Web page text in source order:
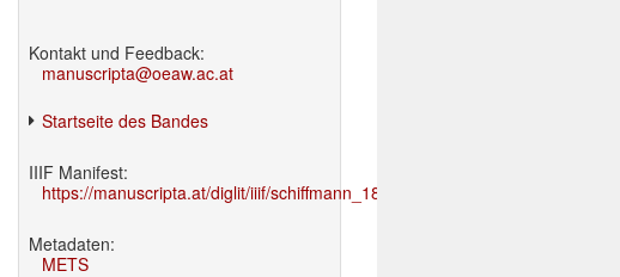
Kontakt und Feedback:
manuscripta@oeaw.ac.at
Startseite des Bandes
IIIF Manifest:
https://manuscripta.at/diglit/iiif/schiffmann_1895/manifest.json
Metadaten:
METS